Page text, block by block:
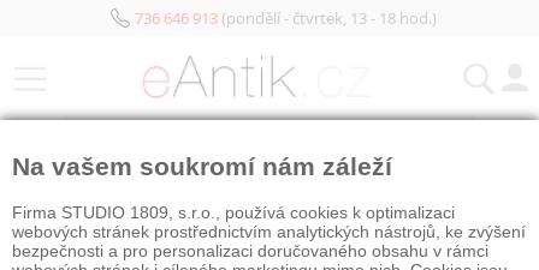
736 646 913(pondělí - čtvrtek, 13 - 18 hod.)
Na vašem soukromí nám záleží
Firma STUDIO 1809, s.r.o., používá cookies k optimalizaci
webových stránek prostřednictvím analytických nástrojů, ke zvýšení
bezpečnosti a pro personalizaci doručovaného obsahu v rámci